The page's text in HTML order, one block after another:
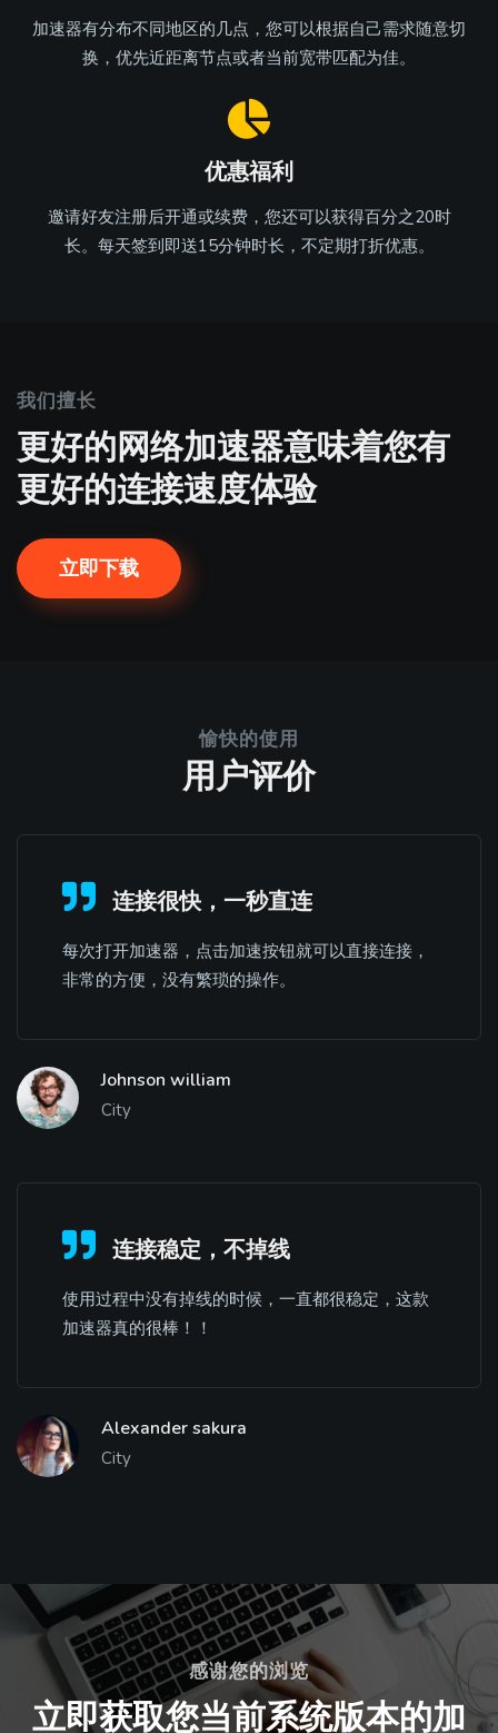
加速器有分布不同地区的几点，您可以根据自己需求随意切
换，优先近距离节点或者当前宽带匹配为佳。
优惠福利
邀请好友注册后开通或续费，您还可以获得百分之20时
长。每天签到即送15分钟时长，不定期打折优惠。
我们擅长
更好的网络加速器意味着您有
更好的连接速度体验
立即下载
愉快的使用
用户评价
连接很快，一秒直连
每次打开加速器，点击加速按钮就可以直接连接，
非常的方便，没有繁琐的操作。
Johnson william
City
连接稳定，不掉线
使用过程中没有掉线的时候，一直都很稳定，这款
加速器真的很棒！！
Alexander sakura
City
感谢您的浏览
立即获取您当前系统版本的加